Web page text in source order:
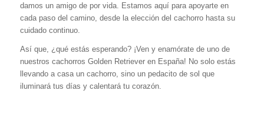
damos un amigo de por vida. Estamos aquí para apoyarte en
cada paso del camino, desde la elección del cachorro hasta su
cuidado continuo.
Así que, ¿qué estás esperando? ¡Ven y enamórate de uno de
nuestros cachorros Golden Retriever en España! No solo estás
llevando a casa un cachorro, sino un pedacito de sol que
iluminará tus días y calentará tu corazón.